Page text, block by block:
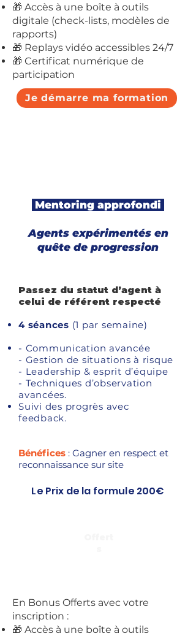
🎁 Accès à une boîte à outils
digitale (check-lists, modèles de
rapports)
🎁 Replays vidéo accessibles 24/7
🎁 Certificat numérique de
participation
Je démarre ma formation
Mentoring approfondi
Agents expérimentés en
quête de progression
Passez du statut d’agent à
celui de référent respecté
4 séances (1 par semaine)
- Communication avancée
- Gestion de situations à risque
- Leadership & esprit d’équipe
- Techniques d’observation
avancées.
Suivi des progrès avec
feedback.
Bénéfices : Gagner en respect et
reconnaissance sur site
Le Prix de la formule 200€
En Bonus Offerts avec votre
inscription :
🎁 Accès à une boîte à outils